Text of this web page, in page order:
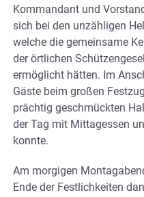
Kommandant und
sich bei den unzähligen
welche die gemeinsame
der örtlichen
ermöglicht hätten. Im
Gäste beim großen
prächtig geschmückten
der Tag mit Mittagessen
konnte.
Am morgigen
Ende der Festlichkeiten